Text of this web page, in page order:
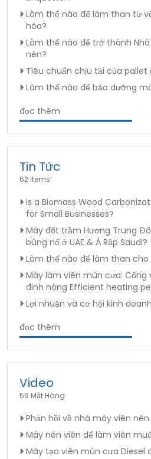
Làm thế nào để làm than từ
hóa?
Làm thế nào để trở thành
nén?
Tiêu chuẩn chịu tải của pallet
Làm thế nào để bảo dưỡng
đọc thêm
Tin Tức
62 Items
Is a Biomass Wood
for Small Businesses?
Máy đốt trầm Hương Trung
bùng nổ ở UAE & Ả Rập Saudi?
Làm thế nào để làm than cho
Máy làm viên mùn cưa: Cổng
đinh nóng Efficient heating
Lợi nhuận và cơ hội kinh
đọc thêm
Video
59 Mặt Hàng
Phản hồi về nhà máy viên
Máy nén viên để làm viên
Máy tạo viên mùn cưa Diesel